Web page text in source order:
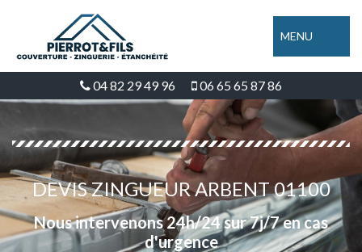
MENU
04 82 29 49 96 06 65 65 87 86
DEVIS ZINGUEUR ARBENT 01100
Nous intervenons 24h/24 sur 7j/7 en cas
d'urgence